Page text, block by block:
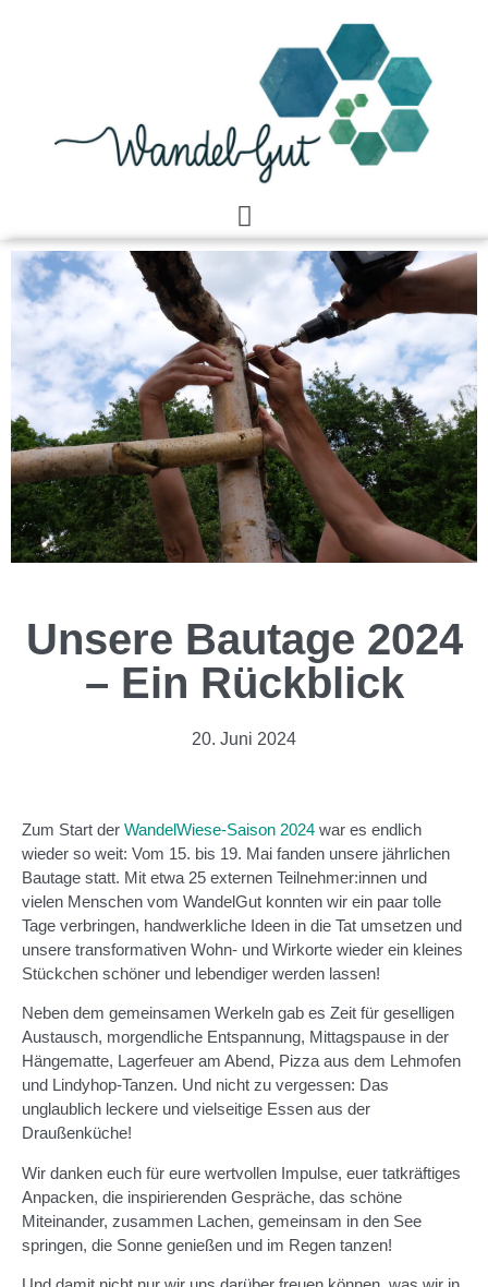
Unsere Bautage 2024
– Ein Rückblick
20. Juni 2024
Zum Start der WandelWiese-Saison 2024 war es endlich
wieder so weit: Vom 15. bis 19. Mai fanden unsere jährlichen
Bautage statt. Mit etwa 25 externen Teilnehmer:innen und
vielen Menschen vom WandelGut konnten wir ein paar tolle
Tage verbringen, handwerkliche Ideen in die Tat umsetzen und
unsere transformativen Wohn- und Wirkorte wieder ein kleines
Stückchen schöner und lebendiger werden lassen!
Neben dem gemeinsamen Werkeln gab es Zeit für geselligen
Austausch, morgendliche Entspannung, Mittagspause in der
Hängematte, Lagerfeuer am Abend, Pizza aus dem Lehmofen
und Lindyhop-Tanzen. Und nicht zu vergessen: Das
unglaublich leckere und vielseitige Essen aus der
Draußenküche!
Wir danken euch für eure wertvollen Impulse, euer tatkräftiges
Anpacken, die inspirierenden Gespräche, das schöne
Miteinander, zusammen Lachen, gemeinsam in den See
springen, die Sonne genießen und im Regen tanzen!